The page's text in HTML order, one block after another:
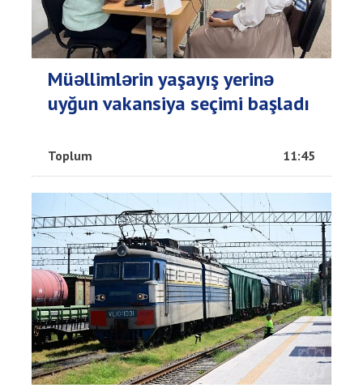
Müəllimlərin yaşayış yerinə
uyğun vakansiya seçimi başladı
Toplum 11:45